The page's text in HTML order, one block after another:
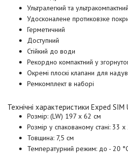
Ультралегкий та ультракомпактний
Удосконалене протиковзке
Герметичний
Доступний
Стійкий до води
Рекордно компактний у
Окремі плоскі клапани для
Ремкомплект в наборі
Технічні характеристики Exped SIM
Розмір: (LW) 197 x 62 см
Розмір у спакованому стані: 33
Товщина: 7,5 см
Температурний режим: до - 20